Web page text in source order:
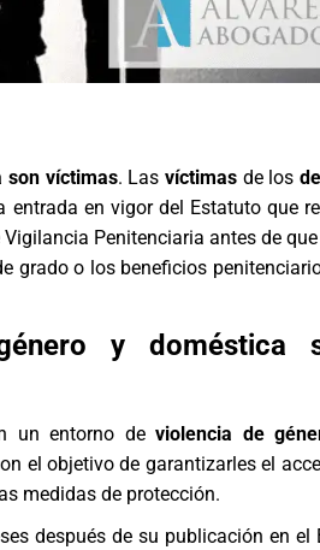
son víctimas. Lasvíctimas de los
entrada en vigor del Estatuto que
Penitenciaria antes de
grado o los beneficios
y doméstica
un entorno deviolencia de
el objetivo de garantizarles el
medidas de protección.
después de su publicación en el